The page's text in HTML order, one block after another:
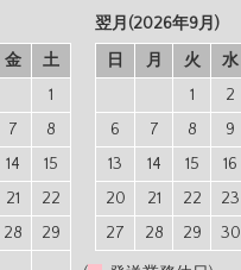
金
土
1
7
8
14
15
21
22
28
29
翌月(2026年9月)
日
月 火 水
1
2
6
7 8 9
13
14 15 16
20
21 22 23
27
28 29 30